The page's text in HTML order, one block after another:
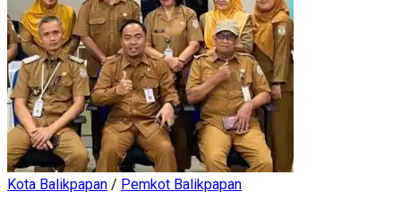
Kota Balikpapan / Pemkot Balikpapan